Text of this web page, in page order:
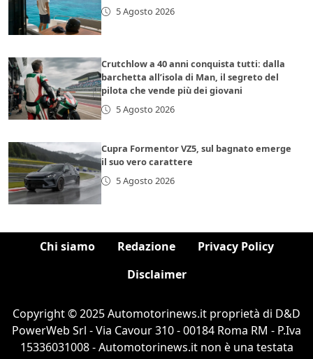
5 Agosto 2026
Crutchlow a 40 anni conquista tutti: dalla
barchetta all’isola di Man, il segreto del
pilota che vende più dei giovani
5 Agosto 2026
Cupra Formentor VZ5, sul bagnato emerge
il suo vero carattere
5 Agosto 2026
Chi siamo Redazione
Privacy Policy
Disclaimer
Copyright © 2025 Automotorinews.it proprietà di D&D
PowerWeb Srl - Via Cavour 310 - 00184 Roma RM - P.Iva
15336031008 - Automotorinews.it non è una testata